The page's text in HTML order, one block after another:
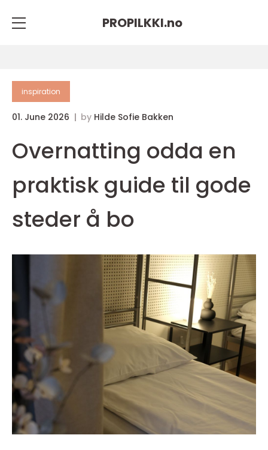
PROPILKKI.no
inspiration
01. June 2026 by Hilde Sofie Bakken
Overnatting odda en
praktisk guide til gode
steder å bo